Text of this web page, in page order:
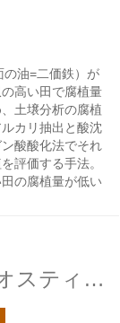
の油=二価鉄）が
高い田で腐植量
土壌分析の腐植
カリ抽出と酸沈
酸酸化法でそれ
評価する手法。
の腐植量が低い
1-オクテン-3-オールはバイオスティミュラント？